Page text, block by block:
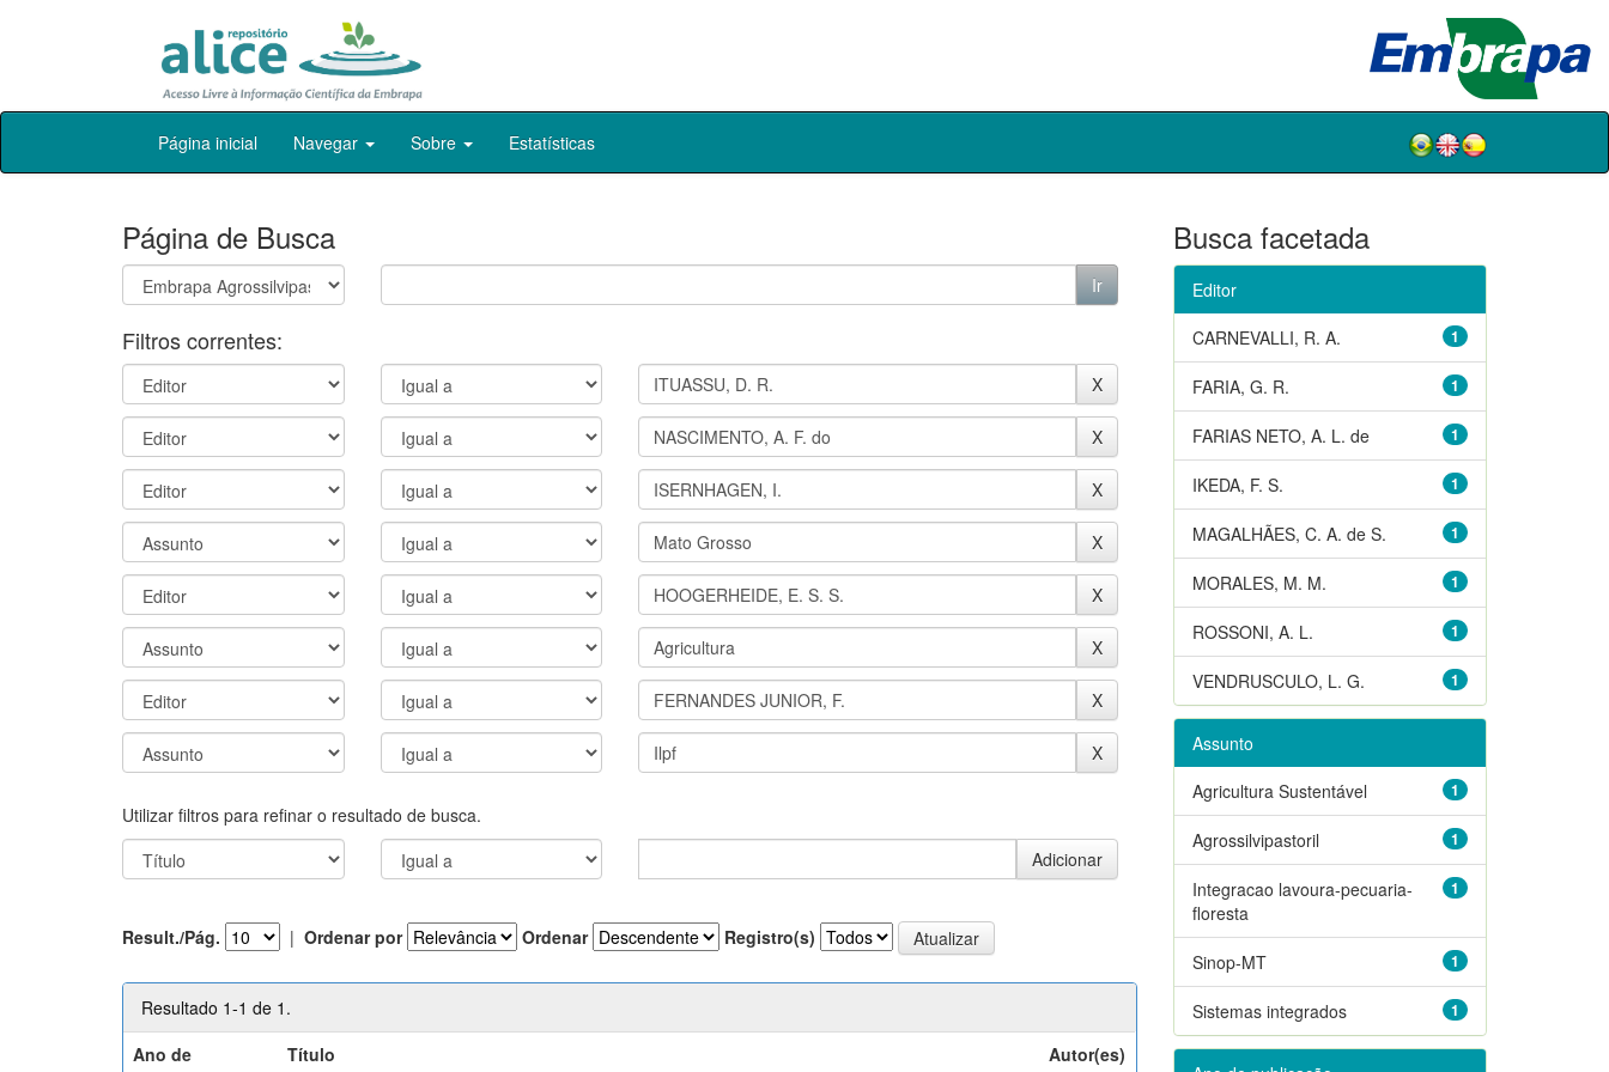
Skip
Página inicial Navegar Sobre Estatísticas
Página de Busca
Filtros correntes:
Utilizar filtros para refinar o resultado de busca.
Result./Pág. | Ordenar por Ordenar Registro(s)
Resultado 1-1 de 1.
Ano de
Título Autor(es)
Busca facetada
Editor
1
CARNEVALLI, R. A.
1
FARIA, G. R.
1
FARIAS NETO, A. L. de
1
IKEDA, F. S.
1
MAGALHÃES, C. A. de S.
1
MORALES, M. M.
1
ROSSONI, A. L.
1
VENDRUSCULO, L. G.
Assunto
1
Agricultura Sustentável
1
Agrossilvipastoril
1
Integracao lavoura-pecuaria-
floresta
1
Sinop-MT
1
Sistemas integrados